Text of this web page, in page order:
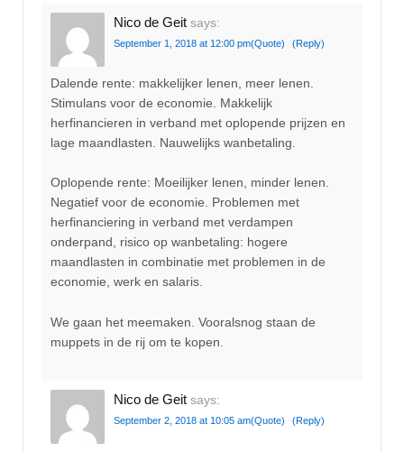
Nico de Geit says:
September 1, 2018 at 12:00 pm(Quote) (Reply)
Dalende rente: makkelijker lenen, meer lenen.
Stimulans voor de economie. Makkelijk
herfinancieren in verband met oplopende prijzen en
lage maandlasten. Nauwelijks wanbetaling.
Oplopende rente: Moeilijker lenen, minder lenen.
Negatief voor de economie. Problemen met
herfinanciering in verband met verdampen
onderpand, risico op wanbetaling: hogere
maandlasten in combinatie met problemen in de
economie, werk en salaris.
We gaan het meemaken. Vooralsnog staan de
muppets in de rij om te kopen.
Nico de Geit says:
September 2, 2018 at 10:05 am(Quote) (Reply)